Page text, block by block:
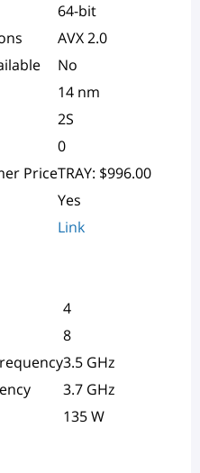
64-bit
AVX 2.0
No
14 nm
2S
0
PriceTRAY: $996.00
Yes
Link
4
8
3.5 GHz
3.7 GHz
135 W